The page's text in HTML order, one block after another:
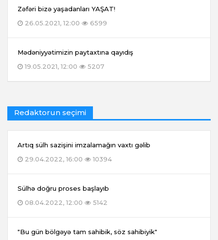
Zəfəri bizə yaşadanları YAŞAT!
26.05.2021, 12:00
6599
Mədəniyyətimizin paytaxtına qayıdış
19.05.2021, 12:00
5207
Redaktorun seçimi
Artıq sülh sazişini imzalamağın vaxtı gəlib
29.04.2022, 16:00
10394
Sülhə doğru proses başlayıb
08.04.2022, 12:00
5142
"Bu gün bölgəyə tam sahibik, söz sahibiyik"